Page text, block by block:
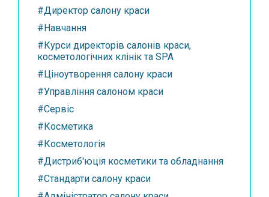
#Директор салону краси
#Навчання
#Курси директорів салонів краси,
косметологічних клінік та SPA
#Ціноутворення салону краси
#Управління салоном краси
#Сервіс
#Косметика
#Косметологія
#Дистриб'юція косметики та обладнання
#Стандарти салону краси